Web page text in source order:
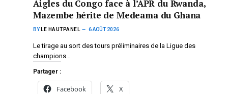
Aigles du Congo face à l’APR du Rwanda,
Mazembe hérite de Medeama du Ghana
BY LE HAUTPANEL 6 AOÛT 2026
Le tirage au sort des tours préliminaires de la Ligue des
champions…
Partager :
Facebook X